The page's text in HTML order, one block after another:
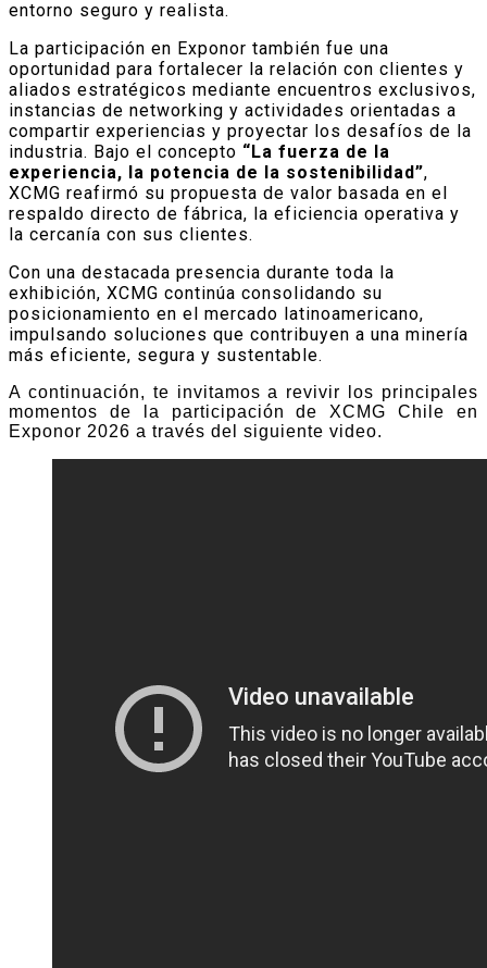
entorno seguro y realista.
La participación en Exponor también fue una
oportunidad para fortalecer la relación con clientes y
aliados estratégicos mediante encuentros exclusivos,
instancias de networking y actividades orientadas a
compartir experiencias y proyectar los desafíos de la
industria. Bajo el concepto “La fuerza de la
experiencia, la potencia de la sostenibilidad”,
XCMG reafirmó su propuesta de valor basada en el
respaldo directo de fábrica, la eficiencia operativa y
la cercanía con sus clientes.
Con una destacada presencia durante toda la
exhibición, XCMG continúa consolidando su
posicionamiento en el mercado latinoamericano,
impulsando soluciones que contribuyen a una minería
más eficiente, segura y sustentable.
A continuación, te invitamos a revivir los principales
momentos de la participación de XCMG Chile en
Exponor 2026 a través del siguiente video.